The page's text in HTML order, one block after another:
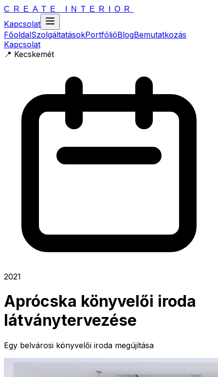
CREATE INTERIOR
Kapcsolat
FőoldalSzolgáltatásokPortfólióBlogBemutatkozás
Kapcsolat
📍 Kecskemét
2021
Aprócska könyvelői iroda
látványtervezése
Egy belvárosi könyvelői iroda megújítása